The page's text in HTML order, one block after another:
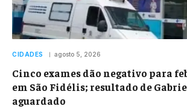
CIDADES agosto 5, 2026
Cinco exames dão negativo para
em São Fidélis; resultado de
aguardado